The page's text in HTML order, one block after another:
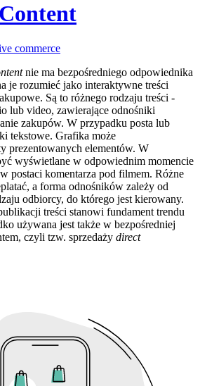
commerce
nie ma bezpośredniego odpowiednika
je rozumieć jako interaktywne treści
Są to różnego rodzaju treści -
lub video, zawierające odnośniki
zakupów. W przypadku posta lub
tekstowe. Grafika może
prezentowanych elementów. W
wyświetlane w odpowiednim momencie
postaci komentarza pod filmem. Różne
a forma odnośników zależy od
odbiorcy, do którego jest kierowany.
treści stanowi fundament trendu
używana jest także w bezpośredniej
czyli tzw. sprzedaży direct